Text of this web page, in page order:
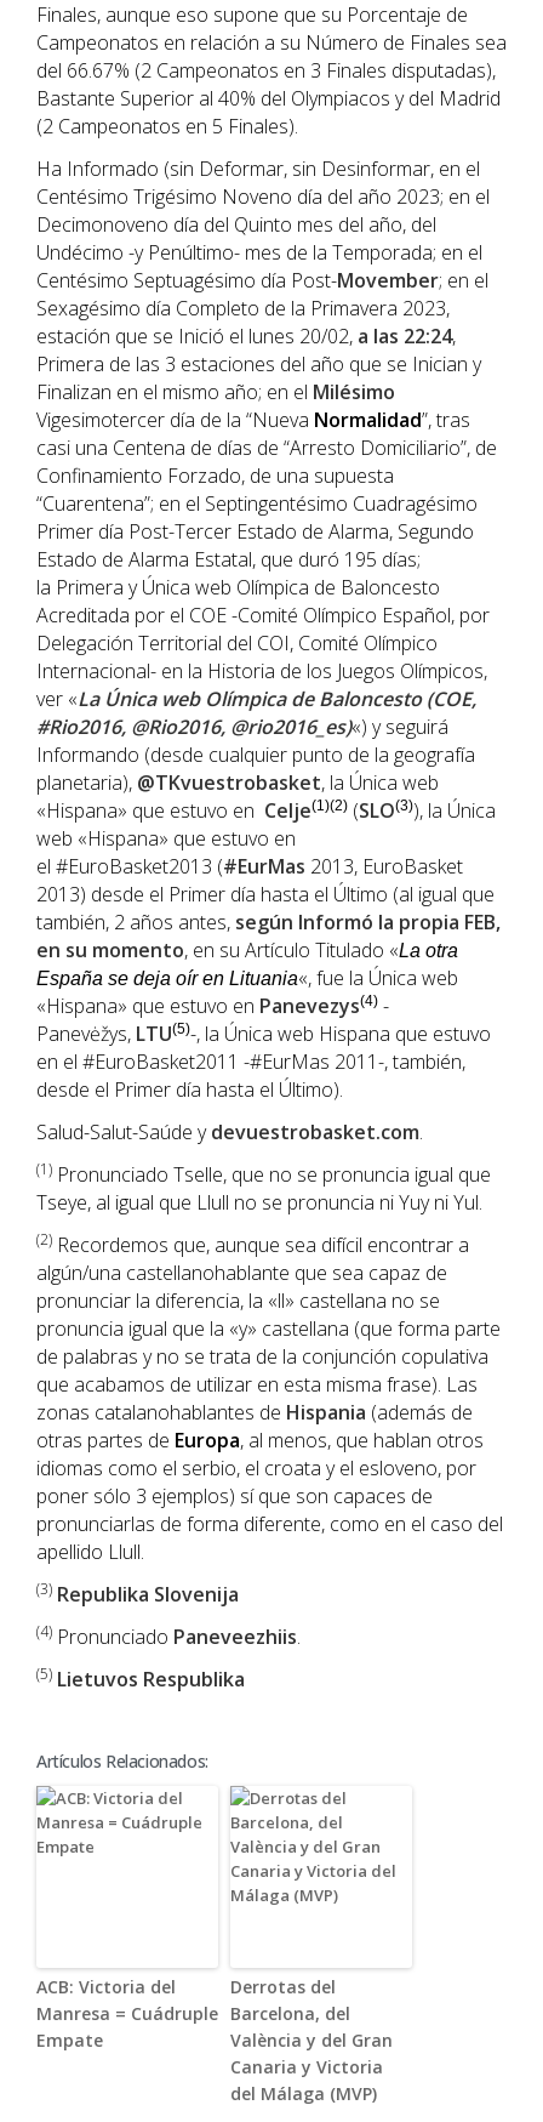
Finales, aunque eso supone que su Porcentaje de
Campeonatos en relación a su Número de Finales sea
del 66.67% (2 Campeonatos en 3 Finales disputadas),
Bastante Superior al 40% del Olympiacos y del Madrid
(2 Campeonatos en 5 Finales).
Ha Informado (sin Deformar, sin Desinformar, en el
Centésimo Trigésimo Noveno día del año 2023; en el
Decimonoveno día del Quinto mes del año, del
Undécimo -y Penúltimo- mes de la Temporada; en el
Centésimo Septuagésimo día Post-Movember; en el
Sexagésimo día Completo de la Primavera 2023,
estación que se Inició el lunes 20/02, a las 22:24,
Primera de las 3 estaciones del año que se Inician y
Finalizan en el mismo año; en el Milésimo
Vigesimotercer día de la “Nueva Normalidad”, tras
casi una Centena de días de “Arresto Domiciliario”, de
Confinamiento Forzado, de una supuesta
“Cuarentena”; en el Septingentésimo Cuadragésimo
Primer día Post-Tercer Estado de Alarma, Segundo
Estado de Alarma Estatal, que duró 195 días;
la Primera y Única web Olímpica de Baloncesto
Acreditada por el COE -Comité Olímpico Español, por
Delegación Territorial del COI, Comité Olímpico
Internacional- en la Historia de los Juegos Olímpicos,
ver «La Única web Olímpica de Baloncesto (COE,
#Rio2016, @Rio2016, @rio2016_es)«) y seguirá
Informando (desde cualquier punto de la geografía
planetaria), @TKvuestrobasket, la Única web
«Hispana» que estuvo en Celje(1)(2) (SLO(3)), la Única
web «Hispana» que estuvo en
el #EuroBasket2013 (#EurMas 2013, EuroBasket
2013) desde el Primer día hasta el Último (al igual que
también, 2 años antes, según Informó la propia FEB,
en su momento, en su Artículo Titulado «La otra
España se deja oír en Lituania«, fue la Única web
«Hispana» que estuvo en Panevezys(4) -
Panevėžys, LTU(5)-, la Única web Hispana que estuvo
en el #EuroBasket2011 -#EurMas 2011-, también,
desde el Primer día hasta el Último).
Salud-Salut-Saúde ydevuestrobasket.com.
(1) Pronunciado Tselle, que no se pronuncia igual que
Tseye, al igual que Llull no se pronuncia ni Yuy ni Yul.
(2) Recordemos que, aunque sea difícil encontrar a
algún/una castellanohablante que sea capaz de
pronunciar la diferencia, la «ll» castellana no se
pronuncia igual que la «y» castellana (que forma parte
de palabras y no se trata de la conjunción copulativa
que acabamos de utilizar en esta misma frase). Las
zonas catalanohablantes de Hispania (además de
otras partes de Europa, al menos, que hablan otros
idiomas como el serbio, el croata y el esloveno, por
poner sólo 3 ejemplos) sí que son capaces de
pronunciarlas de forma diferente, como en el caso del
apellido Llull.
(3) Republika Slovenija
(4) Pronunciado Paneveezhiis.
(5) Lietuvos Respublika
Artículos Relacionados:
ACB: Victoria del
Manresa = Cuádruple
Empate
Derrotas del
Barcelona, del
València y del Gran
Canaria y Victoria
del Málaga (MVP)